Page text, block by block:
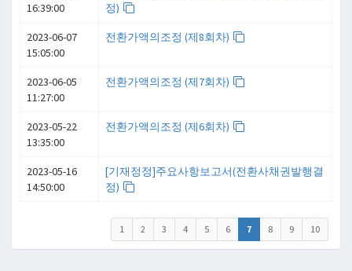
16:39:00
정)
2023-06-07
15:05:00
전환가액의조정 (제8회차)
2023-06-05
11:27:00
전환가액의조정 (제7회차)
2023-05-22
13:35:00
전환가액의조정 (제6회차)
2023-05-16
14:50:00
[기재정정]주요사항보고서(전환사채권발행결
정)
1 2 3 4 5 6 7 8 9 10